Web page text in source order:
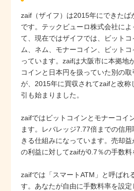
zaif（ザイフ）は2015年にできたば
です。テックビューロ株式会社に
て、現在ではザイフでは、ビット
ム、ネム、モナーコイン、ビット
っています。zaifは大阪市に本拠地
コインと日本円を扱っていた別の
が、2015年に買収されてzaifと改称
引も始まりました。
zaifではビットコインとモナーコイ
ます。レバレッジ7.77倍までの信
きる仕組みになっています。売却
の利益に対してzaifが0.7％の手数料
zaifでは「スマートATM」と呼ばれ
す。あなたが自由に手数料率を設